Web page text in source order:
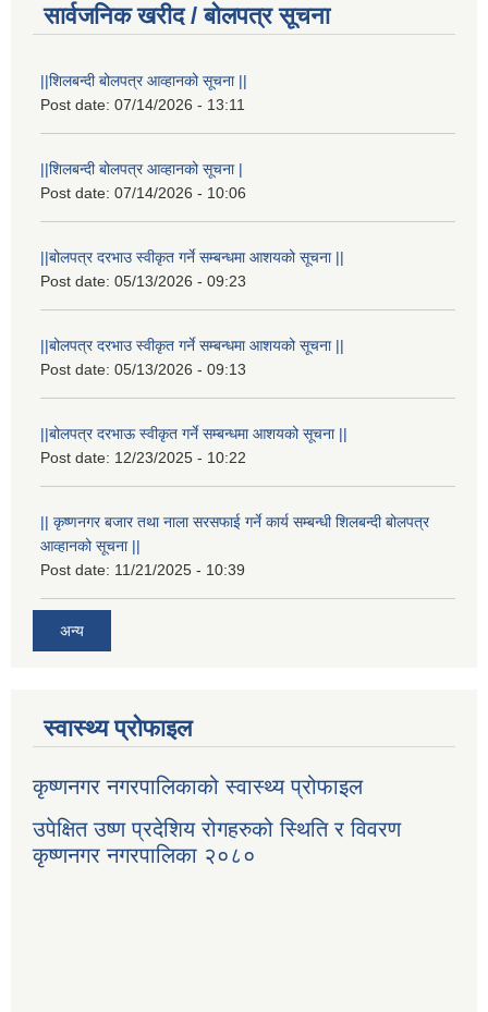
सार्वजनिक खरीद / बोलपत्र सूचना
||शिलबन्दी बोलपत्र आव्हानको सूचना ||
Post date: 07/14/2026 - 13:11
||शिलबन्दी बोलपत्र आव्हानको सूचना |
Post date: 07/14/2026 - 10:06
||बोलपत्र दरभाउ स्वीकृत गर्ने सम्बन्धमा आशयको सूचना ||
Post date: 05/13/2026 - 09:23
||बोलपत्र दरभाउ स्वीकृत गर्ने सम्बन्धमा आशयको सूचना ||
Post date: 05/13/2026 - 09:13
||बोलपत्र दरभाऊ स्वीकृत गर्ने सम्बन्धमा आशयको सूचना ||
Post date: 12/23/2025 - 10:22
|| कृष्णनगर बजार तथा नाला सरसफाई गर्ने कार्य सम्बन्धी शिलबन्दी बोलपत्र
आव्हानको सूचना ||
Post date: 11/21/2025 - 10:39
अन्य
स्वास्थ्य प्रोफाइल
कृष्णनगर नगरपालिकाको स्वास्थ्य प्रोफाइल
उपेक्षित उष्ण प्रदेशिय रोगहरुको स्थिति र विवरण
कृष्णनगर नगरपालिका २०८०